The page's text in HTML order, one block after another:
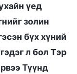
үед
золин
бүх хүний
л бол Тэр
Түүнд